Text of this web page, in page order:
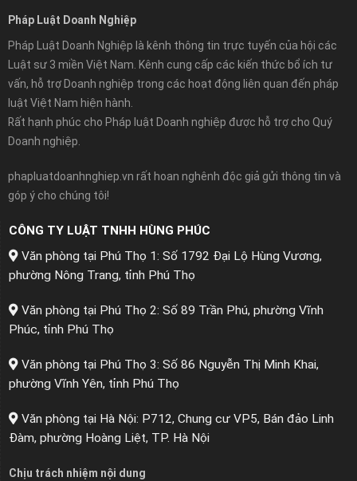
Pháp Luật Doanh Nghiệp
Pháp Luật Doanh Nghiệp là kênh thông tin trực tuyến của hội các
Luật sư 3 miền Việt Nam. Kênh cung cấp các kiến thức bổ ích tư
vấn, hỗ trợ Doanh nghiệp trong các hoạt động liên quan đến pháp
luật Việt Nam hiện hành.
Rất hạnh phúc cho Pháp luật Doanh nghiệp được hỗ trợ cho Quý
Doanh nghiệp.
phapluatdoanhnghiep.vn rất hoan nghênh độc giả gửi thông tin và
góp ý cho chúng tôi!
CÔNG TY LUẬT TNHH HÙNG PHÚC
Văn phòng tại Phú Thọ 1: Số 1792 Đại Lộ Hùng Vương,
phường Nông Trang, tỉnh Phú Thọ
Văn phòng tại Phú Thọ 2: Số 89 Trần Phú, phường Vĩnh
Phúc, tỉnh Phú Thọ
Văn phòng tại Phú Thọ 3: Số 86 Nguyễn Thị Minh Khai,
phường Vĩnh Yên, tỉnh Phú Thọ
Văn phòng tại Hà Nội: P712, Chung cư VP5, Bán đảo Linh
Đàm, phường Hoàng Liệt, TP. Hà Nội
Chịu trách nhiệm nội dung